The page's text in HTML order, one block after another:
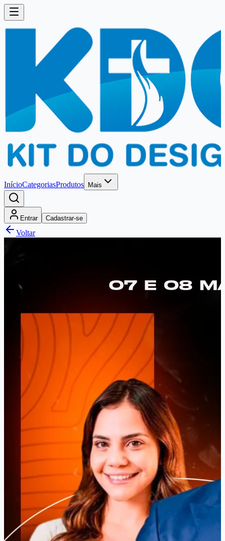
InícioCategoriasProdutos Mais
Entrar Cadastrar-se
Voltar